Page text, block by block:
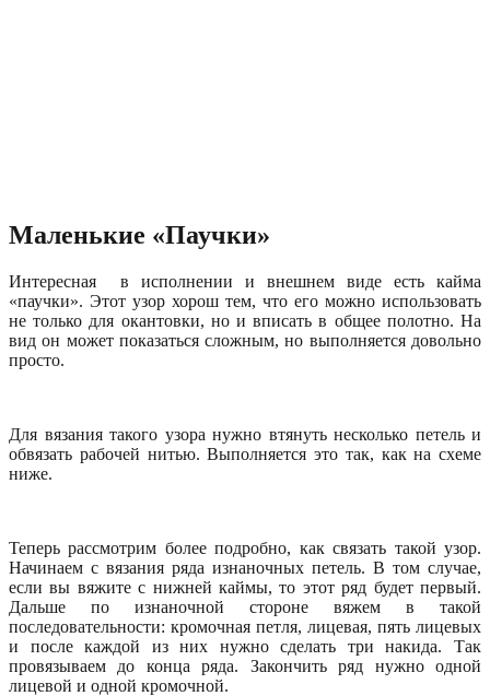
Маленькие «Паучки»
Интересная в исполнении и внешнем виде есть кайма
«паучки». Этот узор хорош тем, что его можно использовать
не только для окантовки, но и вписать в общее полотно. На
вид он может показаться сложным, но выполняется довольно
просто.
Для вязания такого узора нужно втянуть несколько петель и
обвязать рабочей нитью. Выполняется это так, как на схеме
ниже.
Теперь рассмотрим более подробно, как связать такой узор.
Начинаем с вязания ряда изнаночных петель. В том случае,
если вы вяжите с нижней каймы, то этот ряд будет первый.
Дальше по изнаночной стороне вяжем в такой
последовательности: кромочная петля, лицевая, пять лицевых
и после каждой из них нужно сделать три накида. Так
провязываем до конца ряда. Закончить ряд нужно одной
лицевой и одной кромочной.